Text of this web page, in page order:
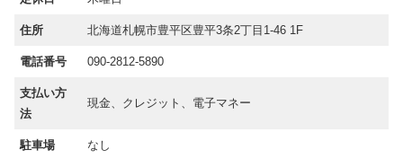
住所 北海道札幌市豊平区豊平3条2丁目1-46 1F
電話番号 090-2812-5890
支払い方
法
現金、クレジット、電子マネー
駐車場 なし